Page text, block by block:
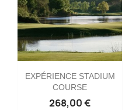
EXPÉRIENCE STADIUM
COURSE
268,00 €